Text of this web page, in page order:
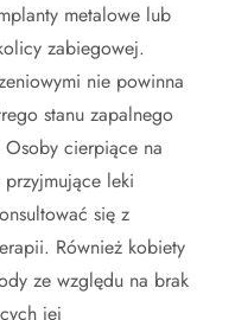
metalowe lub
zabiegowej.
nie powinna
stanu zapalnego
cierpiące na
leki
się z
Również kobiety
ze względu na brak
jej